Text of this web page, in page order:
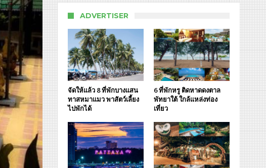
ADVERTISER
จัดให้แล้ว 8 ที่พักบางแสน
ทาสหมาแมว พาสัตว์เลี้ยง
ไปพักได้
6 ที่พักหรู ติดหาดดงตาล
พัทยาใต้ ใกล้แหล่งท่อง
เที่ยว